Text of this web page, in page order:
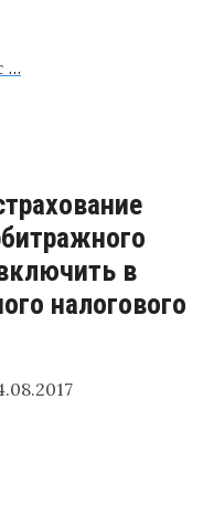
…
в
налогового